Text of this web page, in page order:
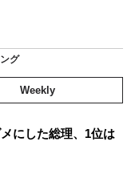
グ
Weekly
にした総理、1位は